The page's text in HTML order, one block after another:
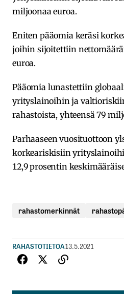
miljoonaa euroa.
Eniten pääomia keräsi
joihin sijoitettiin
euroa.
Pääomia lunastettiin
yrityslainoihin ja
rahastoista, yhteensä 79
Parhaaseen vuosituottoon
korkeariskisiin
12,9 prosentin
rahastomerkinnät
RAHASTOTIETOA13.5.2021